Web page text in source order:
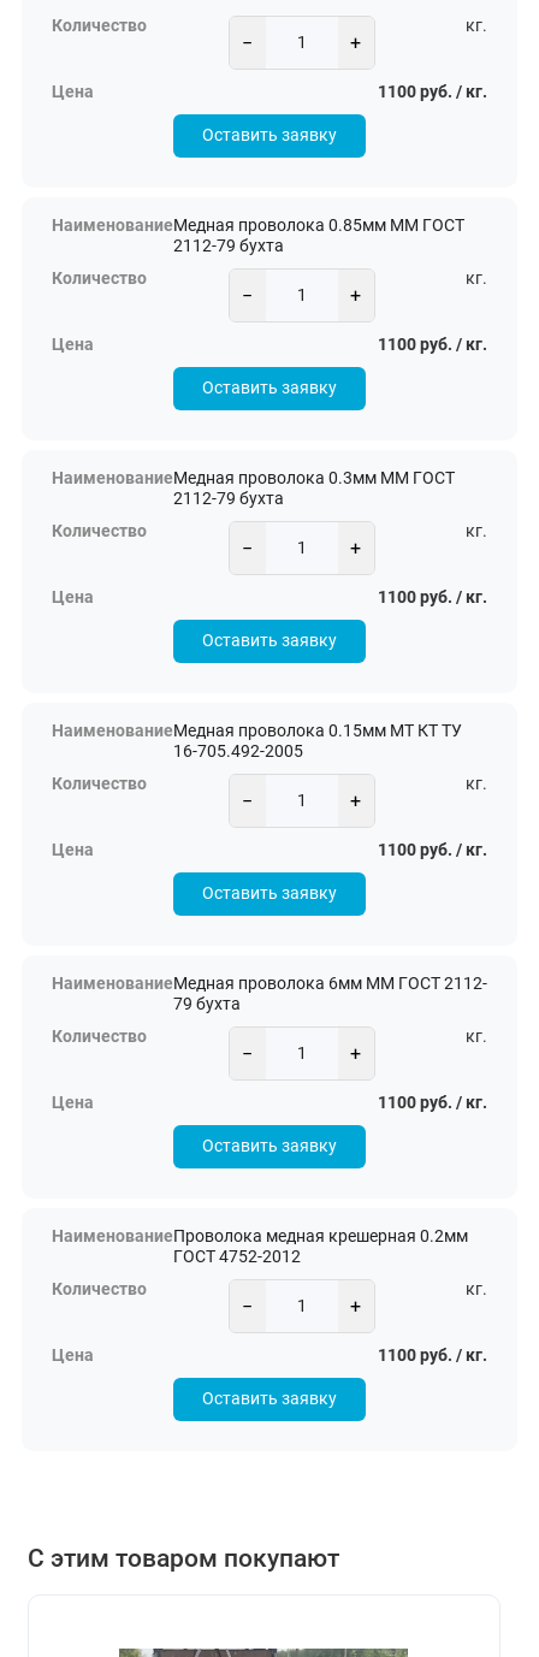
− +
кг.
1100 руб. / кг.
Оставить заявку
Медная проволока 0.85мм ММ ГОСТ
2112-79 бухта
− +
кг.
1100 руб. / кг.
Оставить заявку
Медная проволока 0.3мм ММ ГОСТ
2112-79 бухта
− +
кг.
1100 руб. / кг.
Оставить заявку
Медная проволока 0.15мм МТ КТ ТУ
16-705.492-2005
− +
кг.
1100 руб. / кг.
Оставить заявку
Медная проволока 6мм ММ ГОСТ 2112-
79 бухта
− +
кг.
1100 руб. / кг.
Оставить заявку
Проволока медная крешерная 0.2мм
ГОСТ 4752-2012
− +
кг.
1100 руб. / кг.
Оставить заявку
С этим товаром покупают